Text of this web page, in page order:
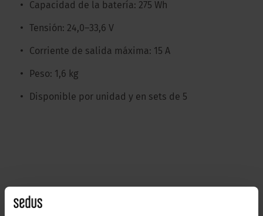
Capacidad de la batería: 275 Wh
Tensión: 24,0–33,6 V
Corriente de salida máxima: 15 A
Peso: 1,6 kg
Disponible por unidad y en sets de 5
Conexiones